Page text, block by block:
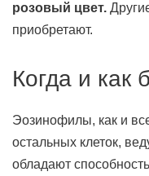
розовый цвет.
приобретают.
Когда и как
Эозинофилы, как и
остальных клеток,
обладают